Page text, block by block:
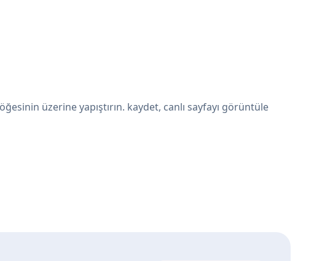
üzerine yapıştırın. kaydet, canlı sayfayı görüntüle